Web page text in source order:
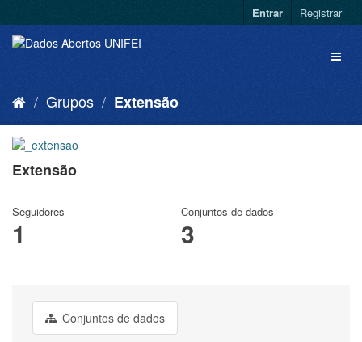
Entrar Registrar
Grupos Extensão
Extensão
Seguidores
1
Conjuntos de dados
3
Conjuntos de dados